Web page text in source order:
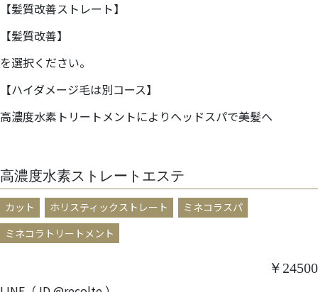
【髪質改善ストレート】
【髪質改善】
を選択ください。
【ハイダメージ毛は別コース】
高濃度水素トリートメントによりヘッドスパで美髪へ
高濃度水素ストレートエステ
カット ホリスティックストレート
ミネコラスパ
ミネコラトリートメント
￥24500